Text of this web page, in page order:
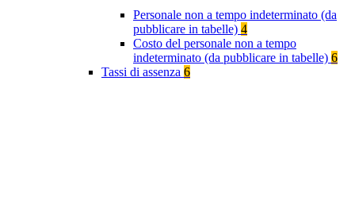
Personale non a tempo indeterminato (da
pubblicare in tabelle) 4
Costo del personale non a tempo
indeterminato (da pubblicare in tabelle) 6
Tassi di assenza 6